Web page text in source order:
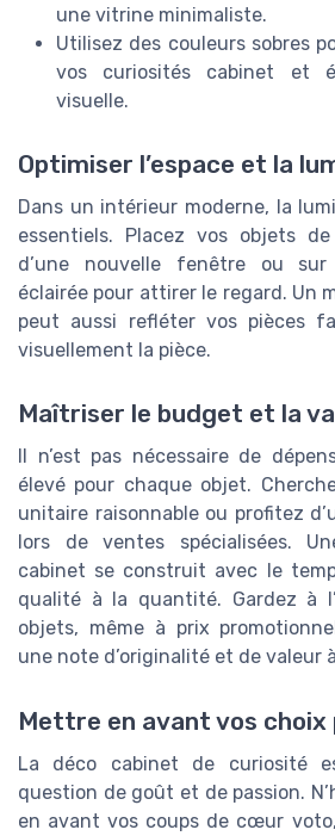
une vitrine minimaliste.
Utilisez des couleurs sobres
vos curiosités cabinet et
visuelle.
Optimiser l’espace et la
Dans un intérieur moderne, la
essentiels. Placez vos objets
d’une nouvelle fenêtre ou
éclairée pour attirer le regard. Un
peut aussi refléter vos pièces
visuellement la pièce.
Maîtriser le budget et la
Il n’est pas nécessaire de
élevé pour chaque objet.
unitaire raisonnable ou profitez
lors de ventes spécialisées.
cabinet se construit avec le
qualité à la quantité. Gardez à
objets, même à prix
une note d’originalité et de valeur
Mettre en avant vos choix
La déco cabinet de curiosité
question de goût et de passion.
en avant vos coups de cœur